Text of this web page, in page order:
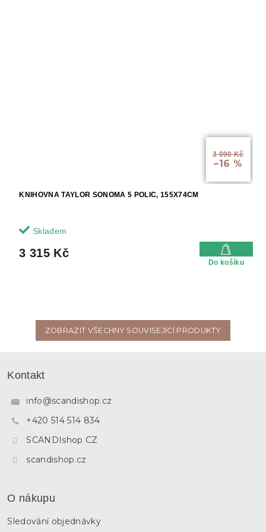
3 990 Kč
–16 %
KNIHOVNA TAYLOR SONOMA 5 POLIC, 155X74CM
Skladem
3 315 Kč
Do košíku
ZOBRAZIT VŠECHNY SOUVISEJÍCÍ PRODUKTY
Kontakt
info@scandishop.cz
+420 514 514 834
SCANDIshop CZ
scandishop.cz
O nákupu
Sledování objednávky